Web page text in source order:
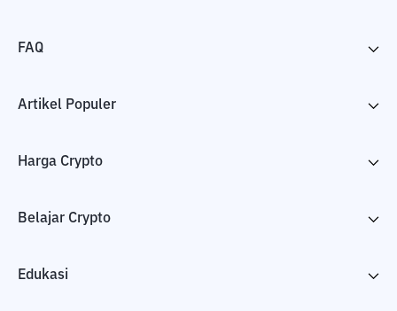
FAQ
Artikel Populer
Harga Crypto
Belajar Crypto
Edukasi